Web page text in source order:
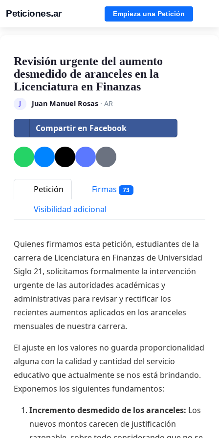
Peticiones.ar Empieza una Petición
Revisión urgente del aumento
desmedido de aranceles en la
Licenciatura en Finanzas
J Juan Manuel Rosas· AR
Compartir en Facebook
Petición Firmas 73
Visibilidad adicional
Quienes firmamos esta petición, estudiantes de la
carrera de Licenciatura en Finanzas de Universidad
Siglo 21, solicitamos formalmente la intervención
urgente de las autoridades académicas y
administrativas para revisar y rectificar los
recientes aumentos aplicados en los aranceles
mensuales de nuestra carrera.
El ajuste en los valores no guarda proporcionalidad
alguna con la calidad y cantidad del servicio
educativo que actualmente se nos está brindando.
Exponemos los siguientes fundamentos:
Incremento desmedido de los aranceles: Los
nuevos montos carecen de justificación